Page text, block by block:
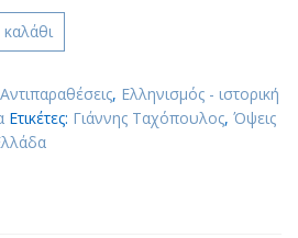
Αντιπαραθέσεις, Ελληνισμός - ιστορική
Ετικέτες: Γιάννης Ταχόπουλος, Όψεις